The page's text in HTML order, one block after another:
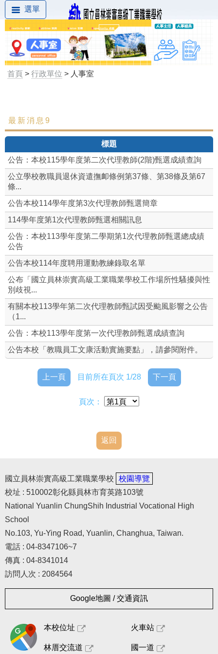
選單
首頁 > 行政單位 > 人事室
最新消息
本校差勤系統(限校內)
性別平等專區
各委員會名單
組織編制
本校常用資料
本校規則
修訂本校教職員工文康活動實施要點
福利專區(含特約商店)
聘約附錄
人事室(舊網頁)
最新消息9
標題
公告：本校115學年度第二次代理教師(2階)甄選成績查詢
公立學校教職員退休資遣撫卹條例第37條、第38條及第67
條...
公告本校114學年度第3次代理教師甄選簡章
114學年度第1次代理教師甄選相關訊息
公告：本校113學年度第二學期第1次代理教師甄選總成績
公告
公告本校114年度聘用運動教練錄取名單
公布「國立員林崇實高級工業職業學校工作場所性騷擾與性
別歧視...
有關本校113學年第二次代理教師甄試因受颱風影響之公告
（1...
公告：本校113學年度第一次代理教師甄選成績查詢
公告本校「教職員工文康活動實施要點」，請參閱附件。
上一頁 目前所在頁次 1/28 下一頁
頁次：
返回
國立員林崇實高級工業職業學校
校園導覽
校址 : 510002彰化縣員林市育英路103號
National Yuanlin ChungShih Industrial Vocational High
School
No.103, Yu-Ying Road, Yuanlin, Changhua, Taiwan.
電話 : 04-8347106~7
傳真 : 04-8341014
訪問人次 : 2084564
Google地圖 / 交通資訊
本校位址 火車站
林厝交流道 國一道